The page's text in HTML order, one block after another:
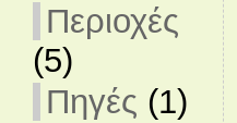
Περιοχές
(5)
Πηγές (1)